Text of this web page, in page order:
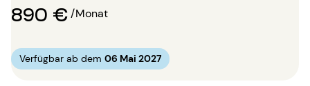
890 €/Monat
Verfügbar ab dem 06 Mai 2027